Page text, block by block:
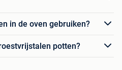
in de oven gebruiken?
potten?